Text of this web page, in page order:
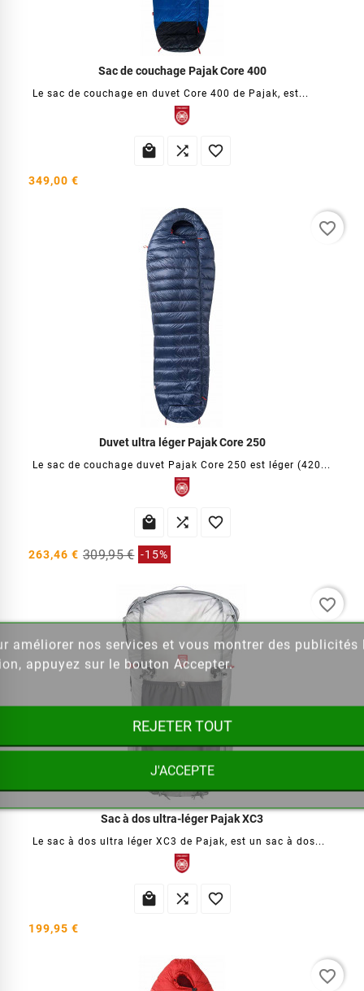
Sac de couchage Pajak Core 400
Le sac de couchage en duvet Core 400 de Pajak, est...
  
349,00 €
Duvet ultra léger Pajak Core 250
Le sac de couchage duvet Pajak Core 250 est léger (420...
  
263,46 € 309,95 € -15%
favorite_border
Sac à dos ultra-léger Pajak XC3
Le sac à dos ultra léger XC3 de Pajak, est un sac à dos...
  
199,95 €
favorite_border
favorite_border
améliorer nos services et vous montrer des
appuyez sur le bouton Accepter.
REJETER TOUT
J'ACCEPTE